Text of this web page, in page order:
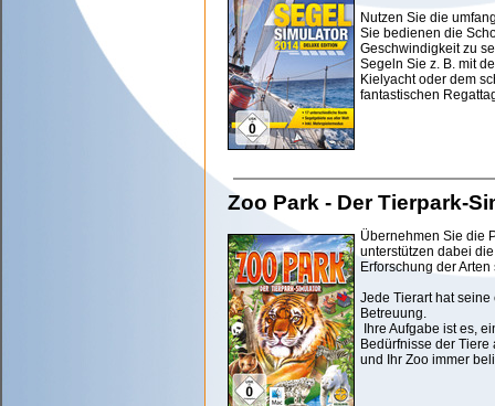
Nutzen Sie die
Sie bedienen die
Geschwindigkeit zu
Segeln Sie z. B. mit
Kielyacht oder dem
fantastischen
Zoo Park - Der Tierpark-
Übernehmen Sie die
unterstützen dabei
Erforschung der
Jede Tierart hat
Betreuung.
Ihre Aufgabe ist es,
Bedürfnisse der
und Ihr Zoo immer